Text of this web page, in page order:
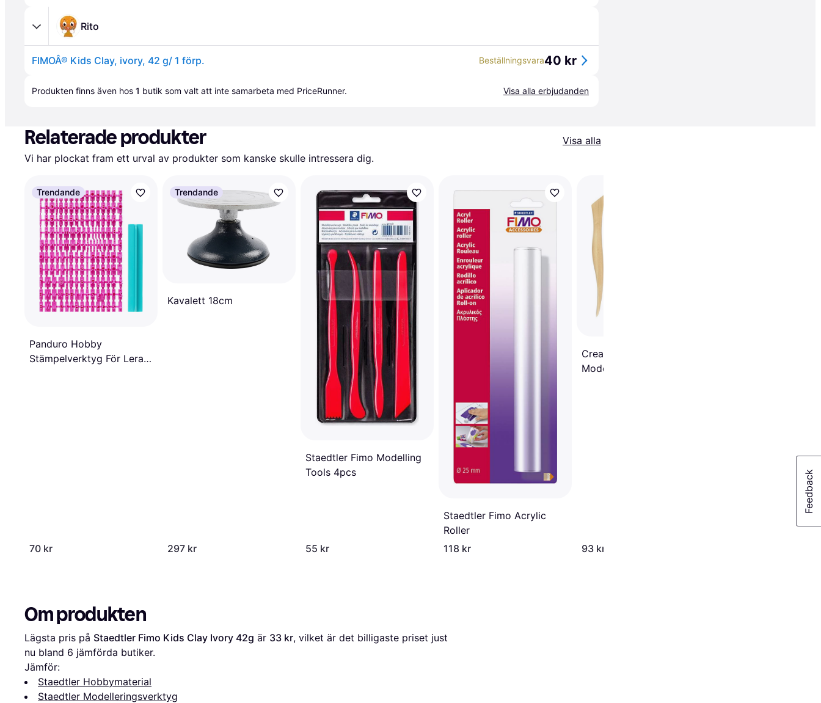
Rito
FIMOÂ® Kids Clay, ivory, 42 g/ 1 förp. Beställningsvara40 kr
Produkten finns även hos 1 butik som valt att inte samarbeta med PriceRunner. Visa alla erbjudanden
Relaterade produkter
Visa alla
Vi har plockat fram ett urval av produkter som kanske skulle intressera dig.
Trendande
Panduro Hobby
Stämpelverktyg För Lera
70 kr
Trendande
Kavalett 18cm
297 kr
Staedtler Fimo Modelling
Tools 4pcs
55 kr
Staedtler Fimo Acrylic
Roller
118 kr
Creativ Company Wooden
Modelling Tool 6-pack
93 kr
Om produkten
Lägsta pris på Staedtler Fimo Kids Clay Ivory 42g är 33 kr, vilket är det billigaste priset just
nu bland 6 jämförda butiker.
Jämför:
Staedtler Hobbymaterial
Staedtler Modelleringsverktyg